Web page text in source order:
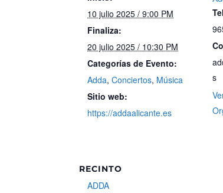
10 julio 2025 / 9:00 PM
Finaliza:
20 julio 2025 / 10:30 PM
Categorías de Evento:
Adda,Conciertos, Música
Sitio web:
https://addaalicante.es
s
RECINTO
ADDA